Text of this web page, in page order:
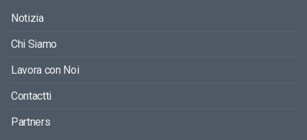
Notizia
Chi Siamo
Lavora con Noi
Contactti
Partners